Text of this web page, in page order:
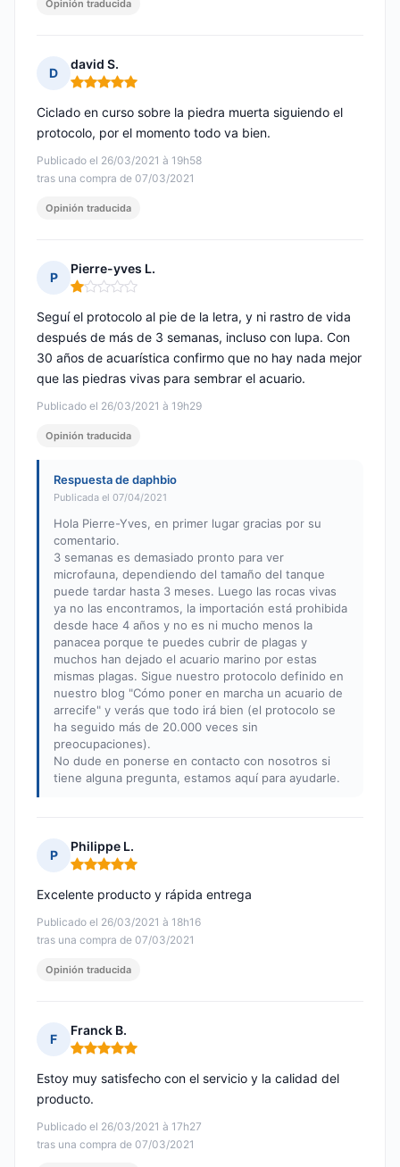
Opinión traducida
D
david S.
Nota: 5 de 5
Publicado el 26/03/2021 à 19h58
tras una compra de 07/03/2021
Ciclado en curso sobre la piedra muerta siguiendo el
protocolo, por el momento todo va bien.
Opinión traducida
P
Pierre-yves L.
Nota: 1 de 5
Publicado el 26/03/2021 à 19h29
Seguí el protocolo al pie de la letra, y ni rastro de vida
después de más de 3 semanas, incluso con lupa. Con
30 años de acuarística confirmo que no hay nada mejor
que las piedras vivas para sembrar el acuario.
Opinión traducida
Respuesta de daphbio
Publicada el 07/04/2021
Hola Pierre-Yves, en primer lugar gracias por su
comentario.
3 semanas es demasiado pronto para ver
microfauna, dependiendo del tamaño del tanque
puede tardar hasta 3 meses. Luego las rocas vivas
ya no las encontramos, la importación está prohibida
desde hace 4 años y no es ni mucho menos la
panacea porque te puedes cubrir de plagas y
muchos han dejado el acuario marino por estas
mismas plagas. Sigue nuestro protocolo definido en
nuestro blog "Cómo poner en marcha un acuario de
arrecife" y verás que todo irá bien (el protocolo se
ha seguido más de 20.000 veces sin
preocupaciones).
No dude en ponerse en contacto con nosotros si
tiene alguna pregunta, estamos aquí para ayudarle.
P
Philippe L.
Nota: 5 de 5
Publicado el 26/03/2021 à 18h16
tras una compra de 07/03/2021
Excelente producto y rápida entrega
Opinión traducida
F
Franck B.
Nota: 5 de 5
Publicado el 26/03/2021 à 17h27
tras una compra de 07/03/2021
Estoy muy satisfecho con el servicio y la calidad del
producto.